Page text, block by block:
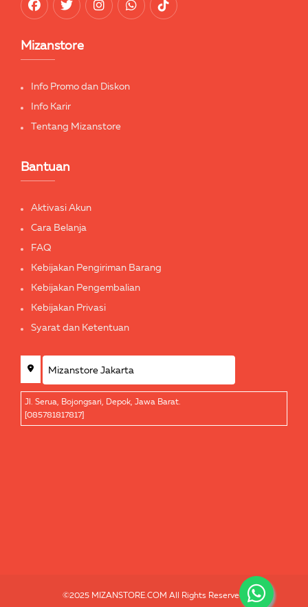
Mizanstore
Info Promo dan Diskon
Info Karir
Tentang Mizanstore
Bantuan
Aktivasi Akun
Cara Belanja
FAQ
Kebijakan Pengiriman Barang
Kebijakan Pengembalian
Kebijakan Privasi
Syarat dan Ketentuan
Jl. Serua, Bojongsari, Depok, Jawa Barat.
[085781817817]
©2025 MIZANSTORE.COM All Rights Reserved.